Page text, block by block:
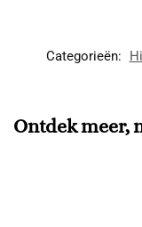
Categorieën:
Ontdek meer,